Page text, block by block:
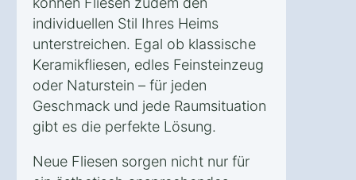
individuellen Stil Ihres Heims
unterstreichen. Egal ob klassische
Keramikfliesen, edles Feinsteinzeug
oder Naturstein – für jeden
Geschmack und jede Raumsituation
gibt es die perfekte Lösung.
Neue Fliesen sorgen nicht nur für